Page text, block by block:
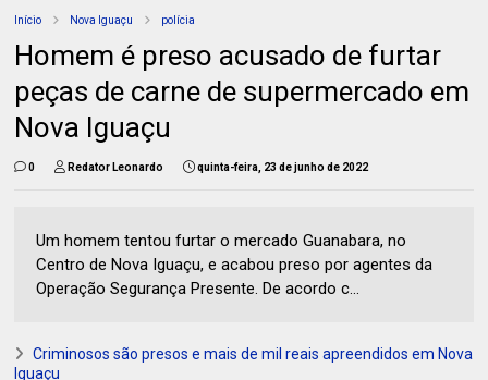
Início Nova Iguaçu polícia
Homem é preso acusado de furtar
peças de carne de supermercado em
Nova Iguaçu
0 Redator Leonardo quinta-feira, 23 de junho de 2022
Um homem tentou furtar o mercado Guanabara, no
Centro de Nova Iguaçu, e acabou preso por agentes da
Operação Segurança Presente. De acordo c...
Criminosos são presos e mais de mil reais apreendidos em Nova
Iguaçu